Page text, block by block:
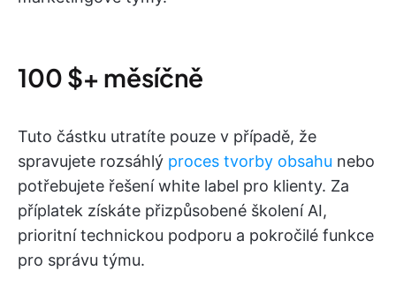
100 $+ měsíčně
Tuto částku utratíte pouze v případě, že
spravujete rozsáhlý proces tvorby obsahu nebo
potřebujete řešení white label pro klienty. Za
příplatek získáte přizpůsobené školení AI,
prioritní technickou podporu a pokročilé funkce
pro správu týmu.